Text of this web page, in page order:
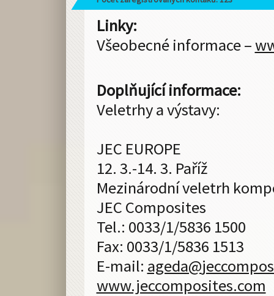
Linky:
Všeobecné informace –
Doplňující informace:
Veletrhy a výstavy:
JEC EUROPE
12. 3.-14. 3. Paříž
Mezinárodní veletrh
JEC Composites
Tel.: 0033/1/5836 1500
Fax: 0033/1/5836 1513
E-mail: ageda@
www.jeccomposites.com